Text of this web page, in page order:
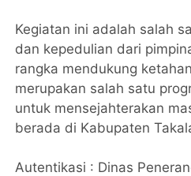
Kegiatan ini adalah salah
dan kepedulian dari
rangka mendukung
merupakan salah satu
untuk mensejahterakan
berada di Kabupaten
Autentikasi : Dinas